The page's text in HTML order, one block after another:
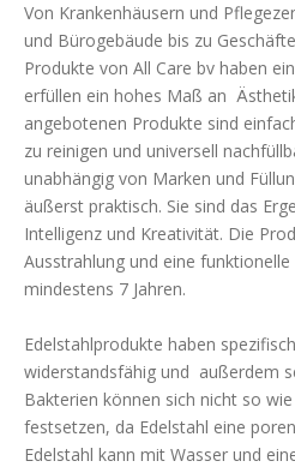
Bibliothek
Zertifikate
Custom made
Persönliches Label
Galerie
Projekte
Service und Wartung
All Fix
Reinigungs- und
Wartung der
Anwendungsbereiche
Allgemeine
Von Krankenhäusern und
und Bürogebäude bis zu
Produkte von All Care bv haben
erfüllen ein hohes Maß an
angebotenen Produkte sind
zu reinigen und universell
unabhängig von Marken und
äußerst praktisch. Sie sind das
Intelligenz und Kreativität. Die
Ausstrahlung und eine
mindestens 7 Jahren.
Edelstahlprodukte haben
widerstandsfähig und außerdem
Bakterien können sich nicht so
festsetzen, da Edelstahl eine
Edelstahl kann mit Wasser und